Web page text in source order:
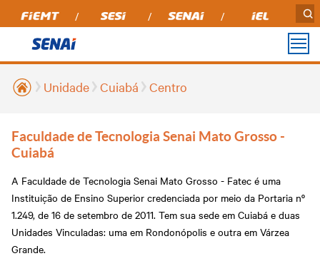
PARA
VOCÊ
Cursos Técnicos 2025
Cursos de Pós-
graduação
Aprendizagem Técnica
Senai Senar
Formação de Alta
Performance - Case IH e
Senai MT
PARA
INDÚSTRIA
Inovação Aberta
Agroindustrial
Soluções em Tecnologia
e Inovação
Instituto Senai de
Tecnologia
UNIDADES
Alta Floresta
Aripuanã
Barra do Bugres
Cáceres
Lucas do Rio Verde
Cuiabá
MÍDIAS
Podcasts
Notícias
Mato Grosso
Relatório de Atividades
INSTITUCIONAL
Sobre nós
Perguntas Frequentes
Compliance
Portal do Fornecedor
Transparência
Relatório Anual
TRANSPARÊNCIA
TCU
Transparência SENAI
OUVIDORIA Unidade Cuiabá Centro
Faculdade de Tecnologia Senai Mato Grosso -
Cuiabá
A Faculdade de Tecnologia Senai Mato Grosso - Fatec é uma
Instituição de Ensino Superior credenciada por meio da Portaria nº
1.249, de 16 de setembro de 2011. Tem sua sede em Cuiabá e duas
Unidades Vinculadas: uma em Rondonópolis e outra em Várzea
Grande.